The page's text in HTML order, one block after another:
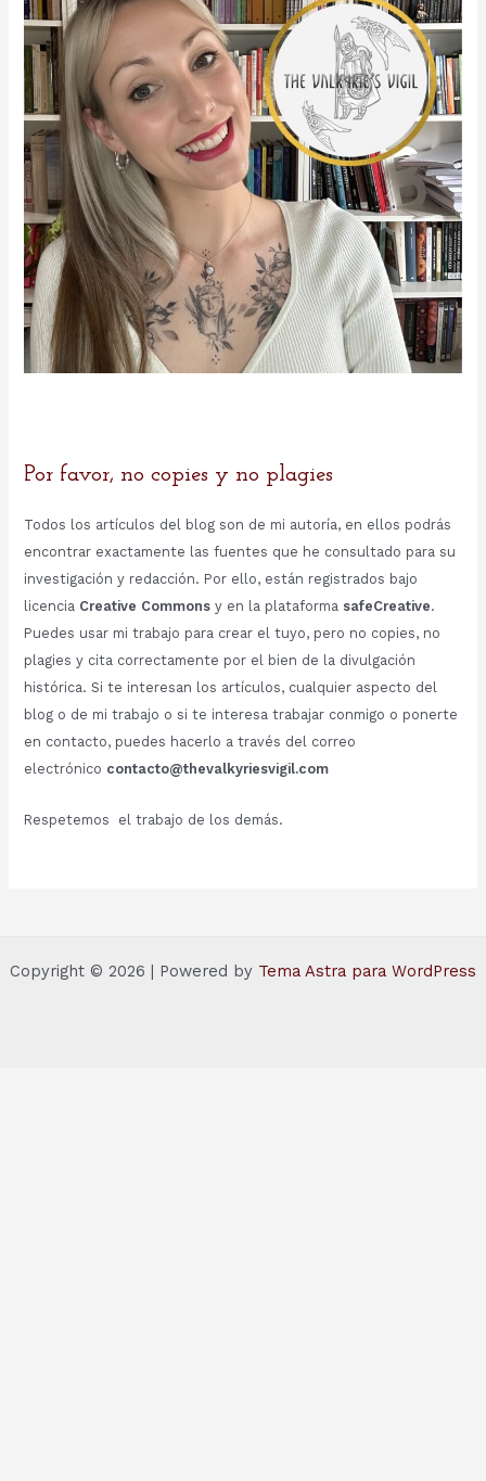
r
:
Por favor, no copies y no plagies
Todos los artículos del blog son de mi autoría, en ellos podrás
encontrar exactamente las fuentes que he consultado para su
investigación y redacción. Por ello, están registrados bajo
licencia Creative Commonsy en la plataforma safeCreative.
Puedes usar mi trabajo para crear el tuyo, pero no copies, no
plagies y cita correctamente por el bien de la divulgación
histórica. Si te interesan los artículos, cualquier aspecto del
blog o de mi trabajo o si te interesa trabajar conmigo o ponerte
en contacto, puedes hacerlo a través del correo
electrónico contacto@thevalkyriesvigil.com
Respetemos el trabajo de los demás.
Copyright © 2026 | Powered by Tema Astra para WordPress